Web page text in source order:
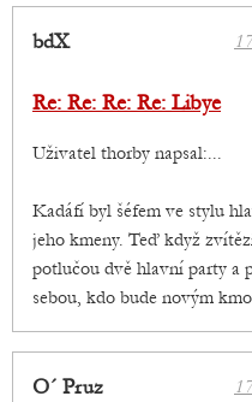
bdX
Re: Re: Re: Re: Libye
Uživatel thorby napsal:...
Kadáfí byl šéfem ve stylu
jeho kmeny. Teď když
potlučou dvě hlavní party a
sebou, kdo bude novým
O´ Pruz